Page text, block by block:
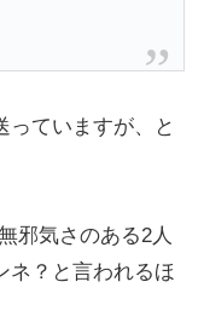
っていますが、と
邪気さのある2人
ネ？と言われるほ